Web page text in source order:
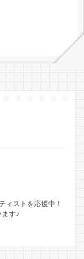
ィストを応援中！
す♪